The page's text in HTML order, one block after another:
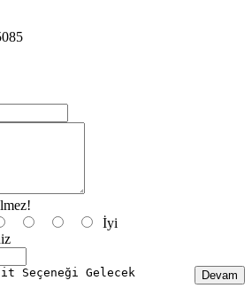
İyi
Devam
Seçeneği Gelecek